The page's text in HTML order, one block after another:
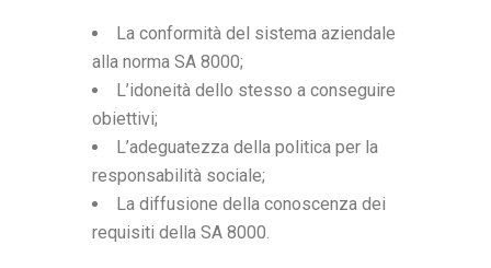
La conformità del sistema aziendale
alla norma SA 8000;
L’idoneità dello stesso a conseguire
obiettivi;
L’adeguatezza della politica per la
responsabilità sociale;
La diffusione della conoscenza dei
requisiti della SA 8000.